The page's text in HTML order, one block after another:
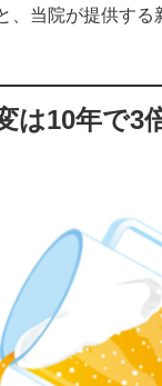
当院が提供す
は10年で3